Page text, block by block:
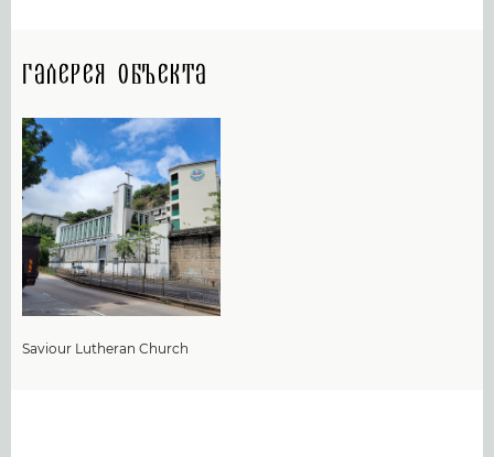
Галерея объекта
Saviour Lutheran Church